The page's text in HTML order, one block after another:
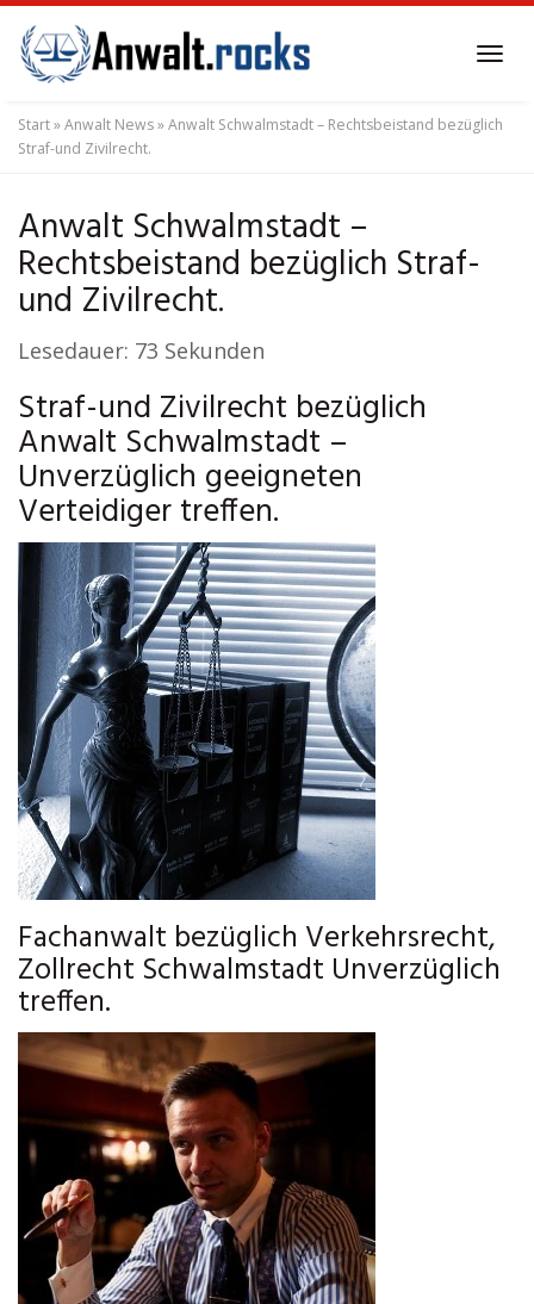
to
main
content
Start»Anwalt News»Anwalt Schwalmstadt – Rechtsbeistand bezüglich
Straf-und Zivilrecht.
Anwalt Schwalmstadt –
Rechtsbeistand bezüglich Straf-
und Zivilrecht.
Lesedauer: 73 Sekunden
Straf-und Zivilrecht bezüglich
Anwalt Schwalmstadt –
Unverzüglich geeigneten
Verteidiger treffen.
Fachanwalt bezüglich Verkehrsrecht,
Zollrecht Schwalmstadt Unverzüglich
treffen.